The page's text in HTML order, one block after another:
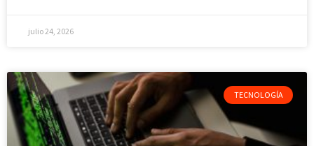
julio 24, 2026
TECNOLOGÍA